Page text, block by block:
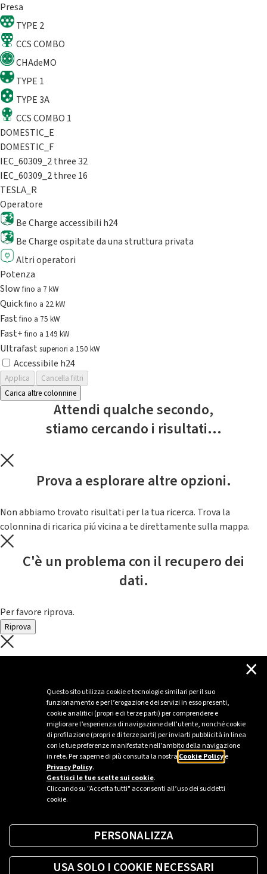
Questo sito utilizza cookie e tecnologie similari per il suo
funzionamento e per l’erogazione dei servizi in esso presenti,
cookie analitici (propri e di terze parti) per comprendere e
migliorare l’esperienza di navigazione dell’utente, nonché cookie
di profilazione (propri e di terze parti) per inviarti pubblicità in linea
con le tue preferenze manifestate nell’ambito della navigazione
in rete. Per saperne di più consulta la nostra Cookie Policye
Privacy Policy.
Gestisci le tue scelte sui cookie.
Cliccando su "Accetta tutti" acconsenti all’uso dei suddetti
cookie.
×
PERSONALIZZA
USA SOLO I COOKIE NECESSARI
Presa
TYPE 2
CCS COMBO
CHAdeMO
TYPE 1
TYPE 3A
CCS COMBO 1
DOMESTIC_E
DOMESTIC_F
IEC_60309_2 three 32
IEC_60309_2 three 16
TESLA_R
Operatore
Be Charge accessibili h24
Be Charge ospitate da una struttura privata
Altri operatori
Potenza
Slowfino a 7 kW
Quickfino a 22 kW
Fastfino a 75 kW
Fast+fino a 149 kW
Ultrafast superiori a 150 kW
Accessibile h24
Applica
Cancella filtri
Carica altre colonnine
Attendi qualche secondo,
stiamo cercando i risultati...
Prova a esplorare altre opzioni.
Non abbiamo trovato risultati per la tua ricerca. Trova la
colonnina di ricarica piú vicina a te direttamente sulla mappa.
C'è un problema con il recupero dei
dati.
Per favore riprova.
Riprova
C'è un problema con il recupero dei
Per favore riprova piú tardi
Sei un’azienda o una PA?
Trova la soluzione più giusta per te.
Richiedi una colonnina